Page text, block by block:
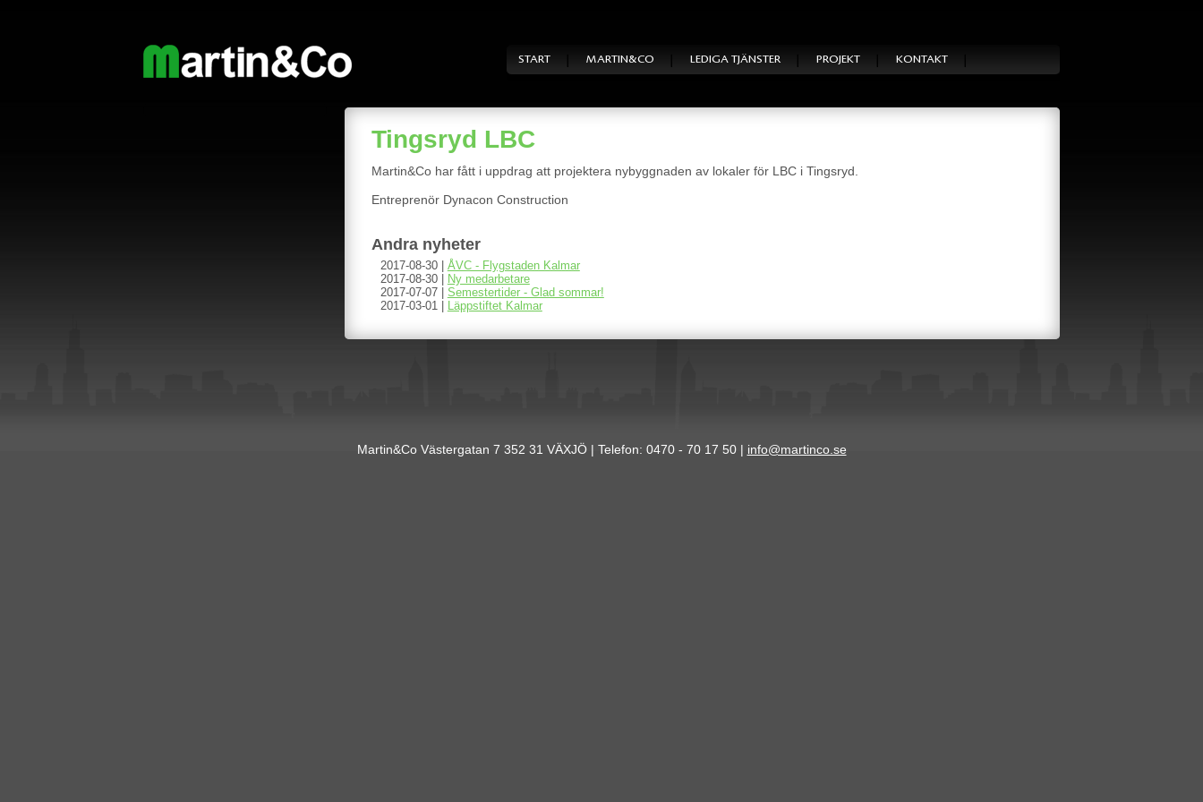
START MARTIN&CO LEDIGA TJÄNSTER PROJEKT KONTAKT
Tingsryd LBC
Martin&Co har fått i uppdrag att projektera nybyggnaden av lokaler för LBC i Tingsryd.
Entreprenör Dynacon Construction
Andra nyheter
2017-08-30 | ÅVC - Flygstaden Kalmar
2017-08-30 | Ny medarbetare
2017-07-07 | Semestertider - Glad sommar!
2017-03-01 | Läppstiftet Kalmar
Martin&Co Västergatan 7 352 31 VÄXJÖ | Telefon: 0470 - 70 17 50 | info@martinco.se